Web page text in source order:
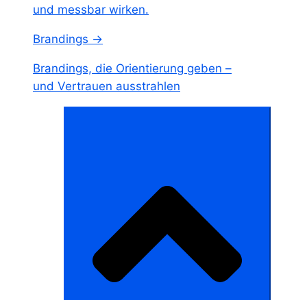
und messbar wirken.
Brandings →
Brandings, die Orientierung geben –
und Vertrauen ausstrahlen